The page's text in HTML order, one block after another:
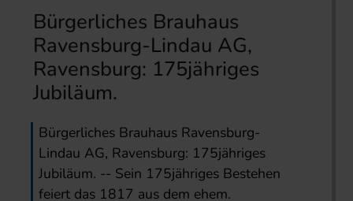
Bürgerliches Brauhaus
Ravensburg-Lindau AG,
Ravensburg: 175jähriges
Jubiläum.
Bürgerliches Brauhaus Ravensburg-
Lindau AG, Ravensburg: 175jähriges
Jubiläum. -- Sein 175jähriges Bestehen
feiert das 1817 aus dem ehem.